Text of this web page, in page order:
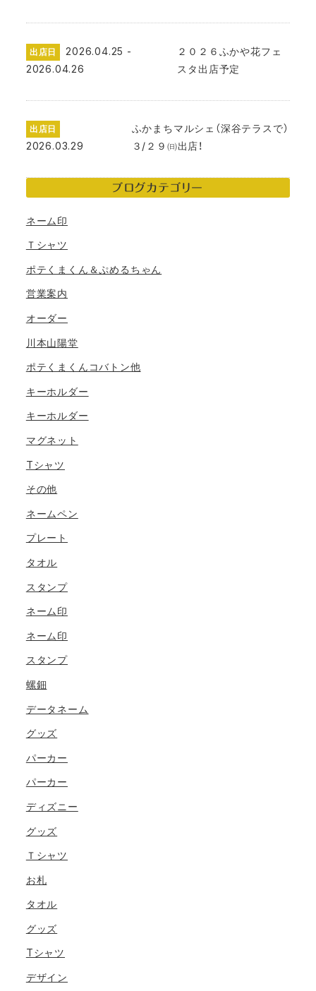
出店日
2026.04.25 -
2026.04.26
２０２６ふかや花フェ
スタ出店予定
出店日
2026.03.29
ふかまちマルシェ（深谷テラスで）
３/２９㈰出店！
ブログカテゴリー
ネーム印
Ｔシャツ
ポテくまくん＆ぷめるちゃん
営業案内
オーダー
川本山陽堂
ポテくまくんコバトン他
キーホルダー
キーホルダー
マグネット
Tシャツ
その他
ネームペン
プレート
タオル
スタンプ
ネーム印
ネーム印
スタンプ
螺鈿
データネーム
グッズ
パーカー
パーカー
ディズニー
グッズ
Ｔシャツ
お札
タオル
グッズ
Tシャツ
デザイン